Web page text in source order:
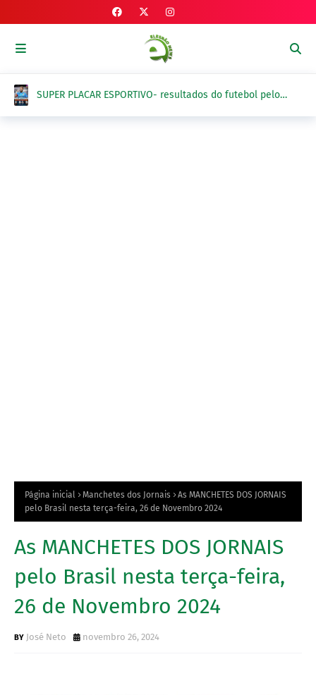
SUPER PLACAR ESPORTIVO- resultados do futebol pelo
Página inicial Manchetes dos Jornais
As MANCHETES DOS JORNAIS
pelo Brasil nesta terça-feira, 26 de Novembro 2024
As MANCHETES DOS JORNAIS
pelo Brasil nesta terça-feira,
26 de Novembro 2024
José Neto novembro 26, 2024